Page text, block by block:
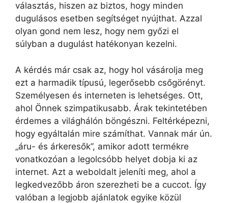
választás, hiszen az biztos, hogy minden
dugulásos esetben segítséget nyújthat. Azzal
olyan gond nem lesz, hogy nem győzi el
súlyban a dugulást hatékonyan kezelni.
A kérdés már csak az, hogy hol vásárolja meg
ezt a harmadik típusú, legerősebb csőgörényt.
Személyesen és interneten is lehetséges. Ott,
ahol Önnek szimpatikusabb. Árak tekintetében
érdemes a világhálón böngészni. Feltérképezni,
hogy egyáltalán mire számíthat. Vannak már ún.
„áru- és árkeresők”, amikor adott termékre
vonatkozóan a legolcsóbb helyet dobja ki az
internet. Azt a weboldalt jeleníti meg, ahol a
legkedvezőbb áron szerezheti be a cuccot. Így
valóban a legjobb ajánlatok egyike közül